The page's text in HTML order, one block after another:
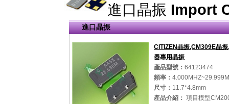
進口晶振 Import
進口晶振
CITIZEN晶振,CM309E晶
器專用晶振
產品型號： 64123474
頻率：
尺寸： 11.7*4.8mm
產品介紹： 項目模型